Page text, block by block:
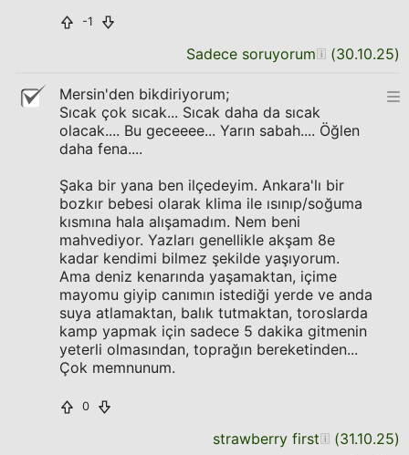
-1
Sadece soruyorum (30.10.25)
Mersin'den bikdiriyorum;
Sıcak çok sıcak... Sıcak daha da sıcak
olacak.... Bu geceeee... Yarın sabah.... Öğlen
daha fena....
Şaka bir yana ben ilçedeyim. Ankara'lı bir
bozkır bebesi olarak klima ile ısınıp/soğuma
kısmına hala alışamadım. Nem beni
mahvediyor. Yazları genellikle akşam 8e
kadar kendimi bilmez şekilde yaşıyorum.
Ama deniz kenarında yaşamaktan, içime
mayomu giyip canımın istediği yerde ve anda
suya atlamaktan, balık tutmaktan, toroslarda
kamp yapmak için sadece 5 dakika gitmenin
yeterli olmasından, toprağın bereketinden...
Çok memnunum.
0
strawberry first (31.10.25)